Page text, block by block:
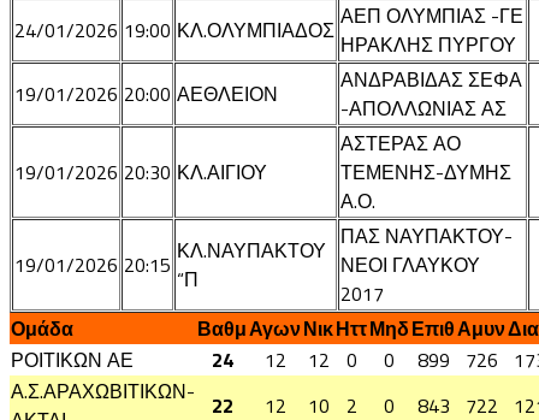
24/01/2026 19:00 ΚΛ.ΟΛΥΜΠΙΑΔΟΣ ΑΕΠ ΟΛΥΜΠΙΑΣ -ΓΕ
ΗΡΑΚΛΗΣ ΠΥΡΓΟΥ
19/01/2026 20:00 ΑΕΘΛΕΙΟΝ
ΑΝΔΡΑΒΙΔΑΣ ΣΕΦΑ
-ΑΠΟΛΛΩΝΙΑΣ ΑΣ
19/01/2026 20:30 ΚΛ.ΑΙΓΙΟΥ
ΑΣΤΕΡΑΣ ΑΟ
ΤΕΜΕΝΗΣ-ΔΥΜΗΣ
Α.Ο.
19/01/2026 20:15 ΚΛ.ΝΑΥΠΑΚΤΟΥ
“Π
ΠΑΣ ΝΑΥΠΑΚΤΟΥ-
ΝΕΟΙ ΓΛΑΥΚΟΥ
2017
Ομάδα ΒαθμΑγωνΝικΗττΜηδΕπιθΑμυν
ΡΟΙΤΙΚΩΝ ΑΕ
24 12 12 0 0 899 726
Α.Σ.ΑΡΑΧΩΒΙΤΙΚΩΝ-
22 12 10 2 0 843 722